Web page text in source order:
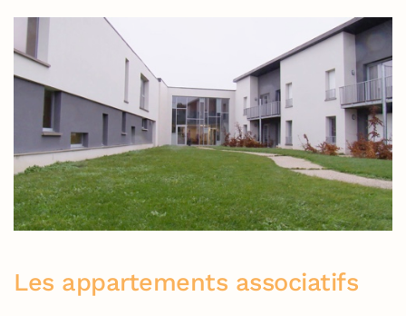
Les appartements associatifs